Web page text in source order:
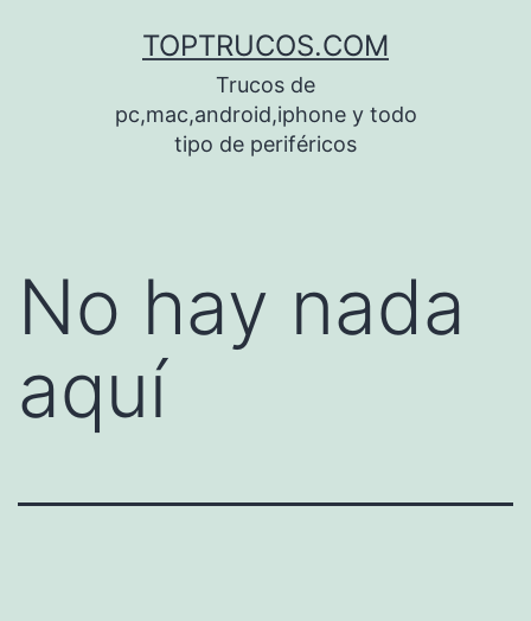
TOPTRUCOS.COM
Trucos de
pc,mac,android,iphone y todo
tipo de periféricos
No hay nada
aquí